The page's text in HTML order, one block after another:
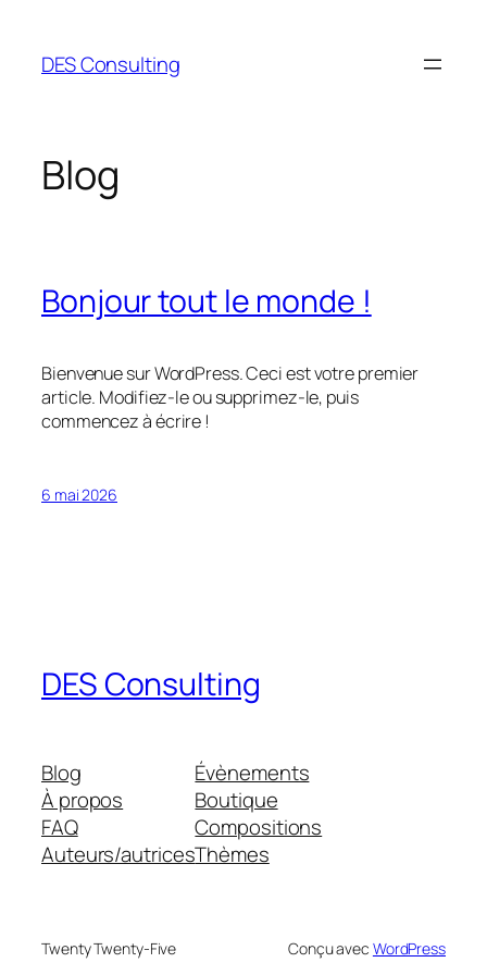
contenu
DES Consulting
Blog
Bonjour tout le monde !
Bienvenue sur WordPress. Ceci est votre premier
article. Modifiez-le ou supprimez-le, puis
commencez à écrire !
6 mai 2026
DES Consulting
Blog
À propos
FAQ
Auteurs/autrices
Évènements
Boutique
Compositions
Thèmes
Twenty Twenty-Five Conçu avec WordPress